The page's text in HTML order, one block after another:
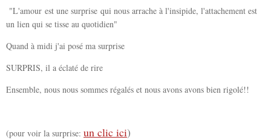
"L'amour est une surprise qui nous arrache à l'insipide, l'attachement est
un lien qui se tisse au quotidien"
Quand à midi j'ai posé ma surprise
SURPRIS, il a éclaté de rire
Ensemble, nous nous sommes régalés et nous avons avons bien rigolé!!
(pour voir la surprise: un clic ici)